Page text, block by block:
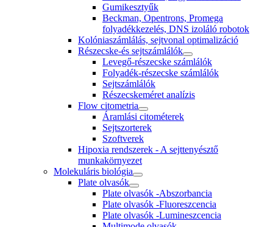
Gumikesztyűk
Beckman, Opentrons, Promega
folyadékkezelés, DNS izoláló robotok
Kolóniaszámlálás, sejtvonal optimalizáció
Részecske-és sejtszámlálók
Levegő-részecske számlálók
Folyadék-részecske számlálók
Sejtszámlálók
Részecskeméret analízis
Flow citometria
Áramlási citométerek
Sejtszorterek
Szoftverek
Hipoxia rendszerek - A sejttenyésztő
munkakörnyezet
Molekuláris biológia
Plate olvasók
Plate olvasók -Abszorbancia
Plate olvasók -Fluoreszcencia
Plate olvasók -Lumineszcencia